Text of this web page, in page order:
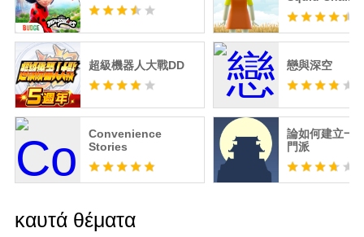
超級機器人大戰DD 戀與深空
Convenience
Stories
論如何建立一
門派
καυτά θέματα